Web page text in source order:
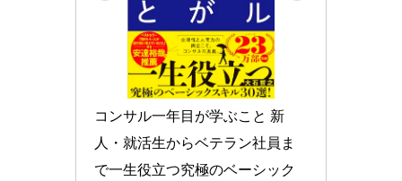
コンサル一年目が学ぶこと 新
人・就活生からベテラン社員ま
で一生役立つ究極のベーシック